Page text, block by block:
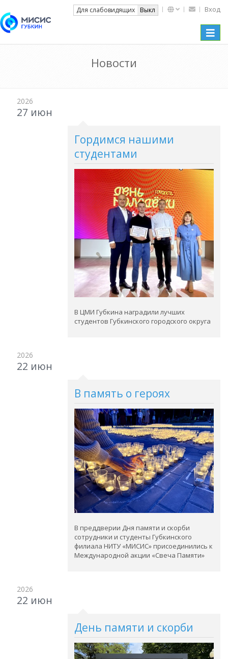
Для слабовидящих Выкл Вход
Toggle
Новости
2026
27 июн
Гордимся нашими
студентами
В ЦМИ Губкина наградили лучших
студентов Губкинского городского округа
2026
22 июн
В память о героях
В преддверии Дня памяти и скорби
сотрудники и студенты Губкинского
филиала НИТУ «МИСИС» присоединились к
Международной акции «Свеча Памяти»
2026
22 июн
День памяти и скорби